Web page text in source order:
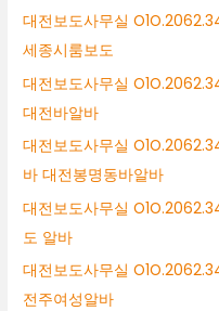
대전보도사무실
세종시룸보도
대전보도사무실
대전바알바
대전보도사무실
바 대전봉명동바알바
대전보도사무실
도 알바
대전보도사무실
전주여성알바